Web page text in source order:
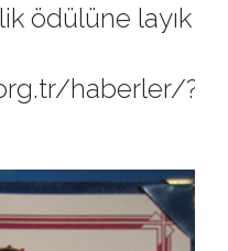
ödülüne layık
haberler/?